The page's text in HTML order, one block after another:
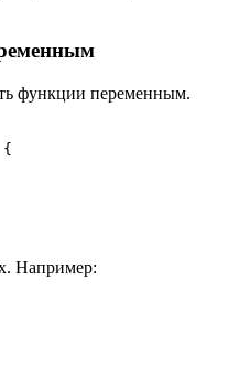
функции переменным.
Например: